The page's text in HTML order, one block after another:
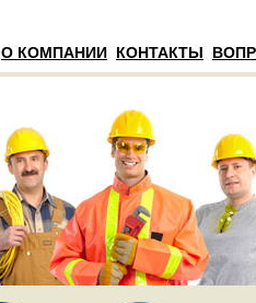
О КОМПАНИИ КОНТАКТЫ